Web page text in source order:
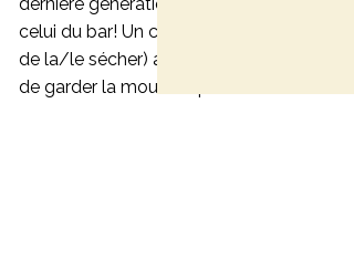
celui du bar! Un conseil que je vous
de la/le sécher) avant de servir le café,
de garder la mousse qui se forme sur le